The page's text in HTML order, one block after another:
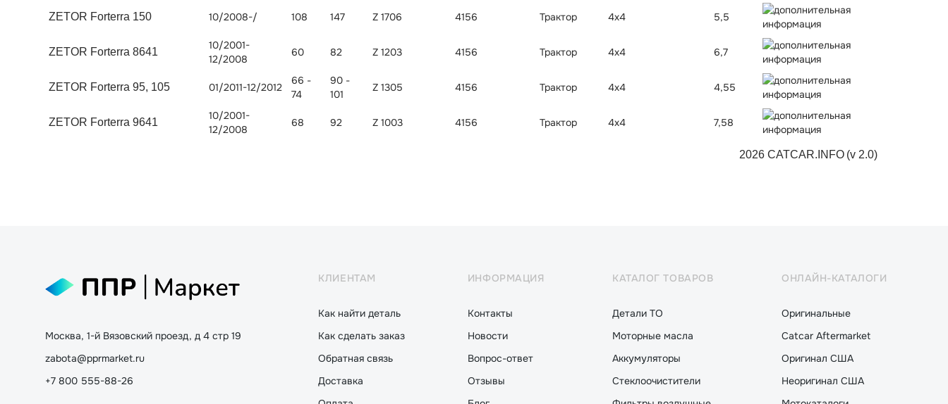
ZETOR Forterra 150 10/2008-/ 108 147 Z 1706 4156 Трактор 4x4 5,5
ZETOR Forterra 8641
10/2001-
12/2008
60 82 Z 1203 4156 Трактор 4x4 6,7
ZETOR Forterra 95, 105 01/2011-12/2012
66 -
74
90 -
101
Z 1305 4156 Трактор 4x4 4,55
ZETOR Forterra 9641
10/2001-
12/2008
68 92 Z 1003 4156 Трактор 4x4 7,58
2026 CATCAR.INFO (v 2.0)
Москва, 1-й Вязовский проезд, д 4 стр 19
zabota@pprmarket.ru
+7 800 555-88-26
КЛИЕНТАМ
Как найти деталь
Как сделать заказ
Обратная связь
Доставка
ИНФОРМАЦИЯ
Контакты
Новости
Вопрос-ответ
Отзывы
КАТАЛОГ ТОВАРОВ
Детали ТО
Моторные масла
Аккумуляторы
Стеклоочистители
ОНЛАЙН-КАТАЛОГИ
Оригинальные
Catcar Aftermarket
Оригинал США
Неоригинал США